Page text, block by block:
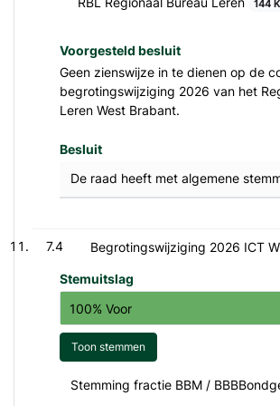
144
Voorgesteld besluit
Geen zienswijze in te dienen op de
begrotingswijziging 2026 van het
Leren West Brabant.
Besluit
De raad heeft met algemene
7.4 Begrotingswijziging 2026 ICT
Stemuitslag
100% Voor
Toon stemmen
Stemming fractie BBM /